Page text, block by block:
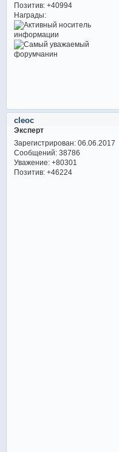
Позитив: +40994
Награды:
cleoc
Эксперт
Зарегистрирован: 06.06.2017
Сообщений:38786
Уважение: +80301
Позитив: +46224